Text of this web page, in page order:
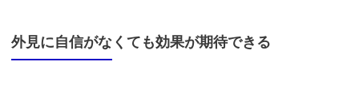
外見に自信がなくても効果が期待できる